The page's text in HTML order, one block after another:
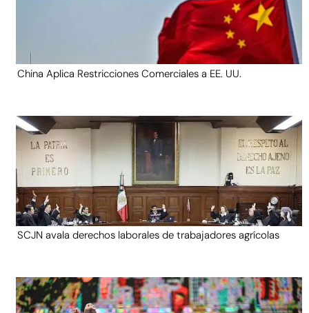
China Aplica Restricciones Comerciales a EE. UU.
SCJN avala derechos laborales de trabajadores agrícolas